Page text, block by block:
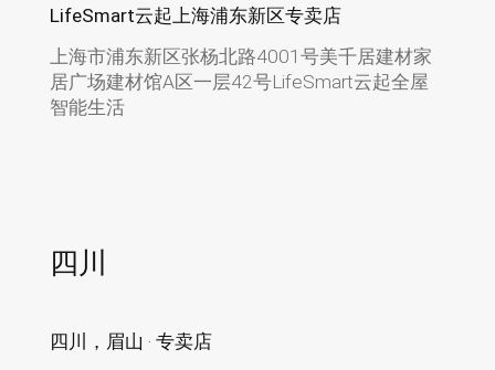
LifeSmart云起上海浦东新区专卖店
上海市浦东新区张杨北路4001号美千居建材家
居广场建材馆A区一层42号LifeSmart云起全屋
智能生活
四川
四川，眉山 · 专卖店